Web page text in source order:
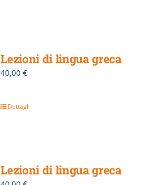
Lezioni di lingua greca
40,00€
Dettagli
Lezioni di lingua greca